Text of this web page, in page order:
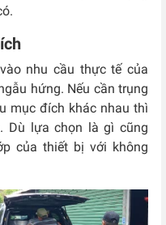
nhu cầu thực tế của
hứng. Nếu cần trụng
mục đích khác nhau thì
Dù lựa chọn là gì cũng
của thiết bị với không